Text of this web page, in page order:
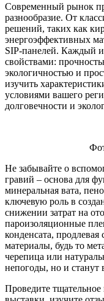
Современный рынок
разнообразие. От
решений, таких как
энергоэффективных
SIP-панелей. Каждый
свойствами:
экологичностью и
изучить
условиями вашего
долговечности и
Не забывайте о
гравий – основа для
минеральная вата,
ключевую роль в
снижении затрат на
пароизоляционные
конденсата,
материалы, будь то
черепица или
непогоды, но и станут
Проведите тщательное